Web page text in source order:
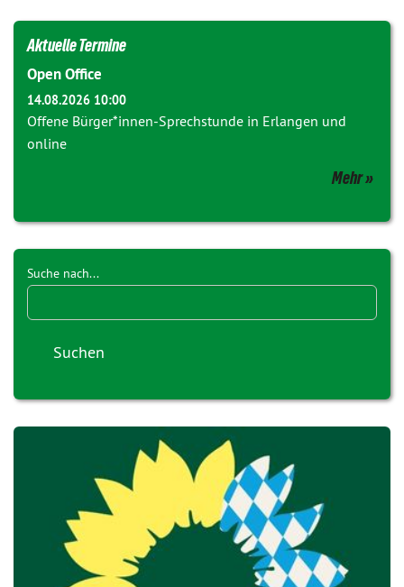
Aktuelle Termine
Open Office
14.08.2026 10:00
Offene Bürger*innen-Sprechstunde in Erlangen und
online
Mehr
Suche nach...